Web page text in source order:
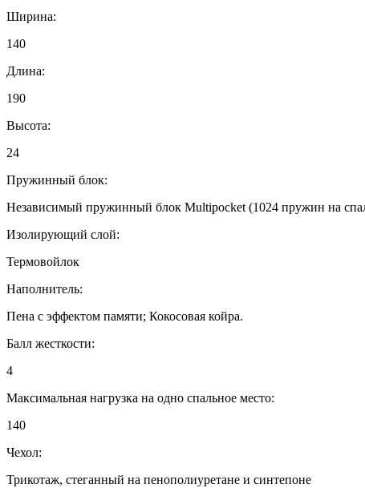
Ширина:
140
Длина:
190
Высота:
24
Пружинный блок:
Независимый пружинный блок Multipocket (1024 пружин на
Изолирующий слой:
Термовойлок
Наполнитель:
Пена с эффектом памяти; Кокосовая койра.
Балл жесткости:
4
Максимальная нагрузка на одно спальное место:
140
Чехол:
Трикотаж, стеганный на пенополиуретане и синтепоне